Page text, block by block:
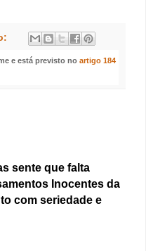
e está previsto no artigo 184
sente que falta
Inocentes da
com seriedade e